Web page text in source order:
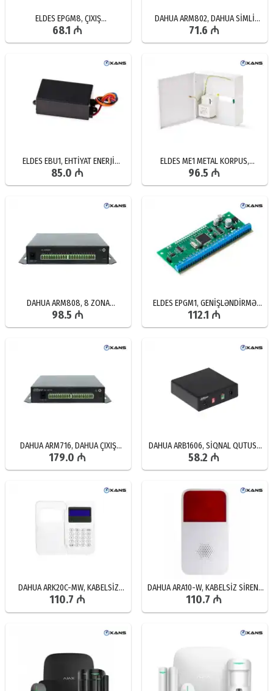
ELDES EPGM8, ÇIXIŞ
GENİŞLƏNDİRİLMƏSİ ELDES
SİQNALLARI, HARDWİRED
68.1 ₼
DAHUA ARM802, DAHUA SİMLİ
SİQNALLAR, MBUS 2 ZONALI
GENİŞLƏNDİRMƏ MODULU, DAHUA
71.6 ₼
ELDES EBU1, EHTİYAT ENERJİ
TƏCHİZATI, ELEKTRON
AVADANLIQLAR ÜÇÜN ENERJİ
85.0 ₼
ELDES ME1 METAL KORPUS,
SİQNALİZASİYALAR ÜÇÜN METAL
KORPUS, SUYADAVAMLI METAL
96.5 ₼
DAHUA ARM808, 8 ZONA
GENİŞLƏNDİRMƏ MODULU,
ARM808 MODUL SATIŞ QİYMƏTİ,
98.5 ₼
ELDES EPGM1, GENİŞLƏNDİRMƏ
MODULU, KABLOLU ZONA VƏ
PROQRAMLAŞDIRILA BİLƏN ÇIXIŞ
112.1 ₼
DAHUA ARM716, DAHUA ÇIXIŞ
GENİŞLƏNDİRMƏ MODULU, ARM716
QİYMƏTİ, DAHUA MODUL SATIŞI VƏ
179.0 ₼
DAHUA ARB1606, SİQNAL QUTUSU
İNTERFEYSİ, RS-485 ƏLAQƏ
MODULU, DAHUA SİQNAL NƏZARƏT
58.2 ₼
DAHUA ARK20C-MW, KABELSİZ
SİQNAL KLAVİATURASI, SİMSİZ
110.7 ₼
DAHUA ARA10-W, KABELSİZ SİRENA
SİQNALİZASİYA, İKİTƏRƏFLİ
110.7 ₼